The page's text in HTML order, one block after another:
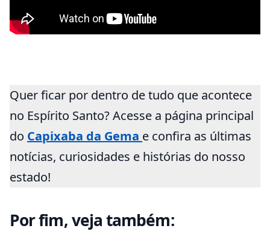
Quer ficar por dentro de tudo que acontece
no Espírito Santo? Acesse a página principal
do Capixaba da Gema e confira as últimas
notícias, curiosidades e histórias do nosso
estado!
Por fim, veja também: